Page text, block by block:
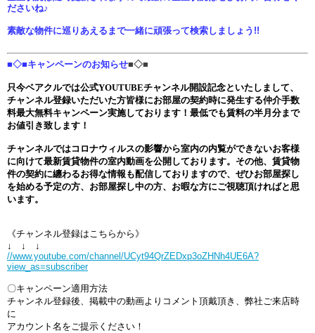
ださいね♪
素敵な物件に巡りあえるまで一緒に頑張って検索しましょう!!
■◇■キャンペーンのお知らせ■◇■
只今ベアクルでは公式YOUTUBEチャンネル開設記念といたしまして、
チャンネル登録いただいた方皆様にお部屋の契約時に発生する仲介手数
料最大無料キャンペーン実施しております！最低でも賃料の半月分まで
お値引き致します！
チャンネルではコロナウィルスの影響から室内の内覧ができないお客様
に向けて最新賃貸物件の室内動画を公開しております。その他、賃貸物
件の契約に纏わるお得な情報も配信しておりますので、ぜひお部屋探し
を始める予定の方、お部屋探し中の方、お暇な方にご視聴頂ければと思
います。
《チャンネル登録はこちらから》
↓ ↓ ↓
//www.youtube.com/channel/UCyt94QrZEDxp3oZHNh4UE6A?
view_as=subscriber
〇キャンペーン適用方法
チャンネル登録後、掲載中の動画よりコメント頂戴頂き、弊社ご来店時
に
アカウント名をご提示ください！